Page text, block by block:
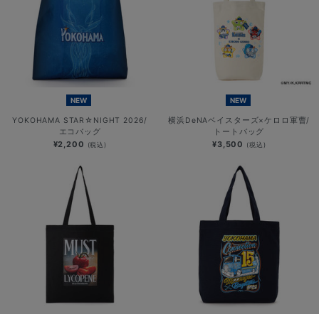
NEW
YOKOHAMA STAR☆NIGHT 2026/
エコバッグ
¥2,200 (税込)
NEW
横浜DeNAベイスターズ×ケロロ軍曹/
トートバッグ
¥3,500 (税込)